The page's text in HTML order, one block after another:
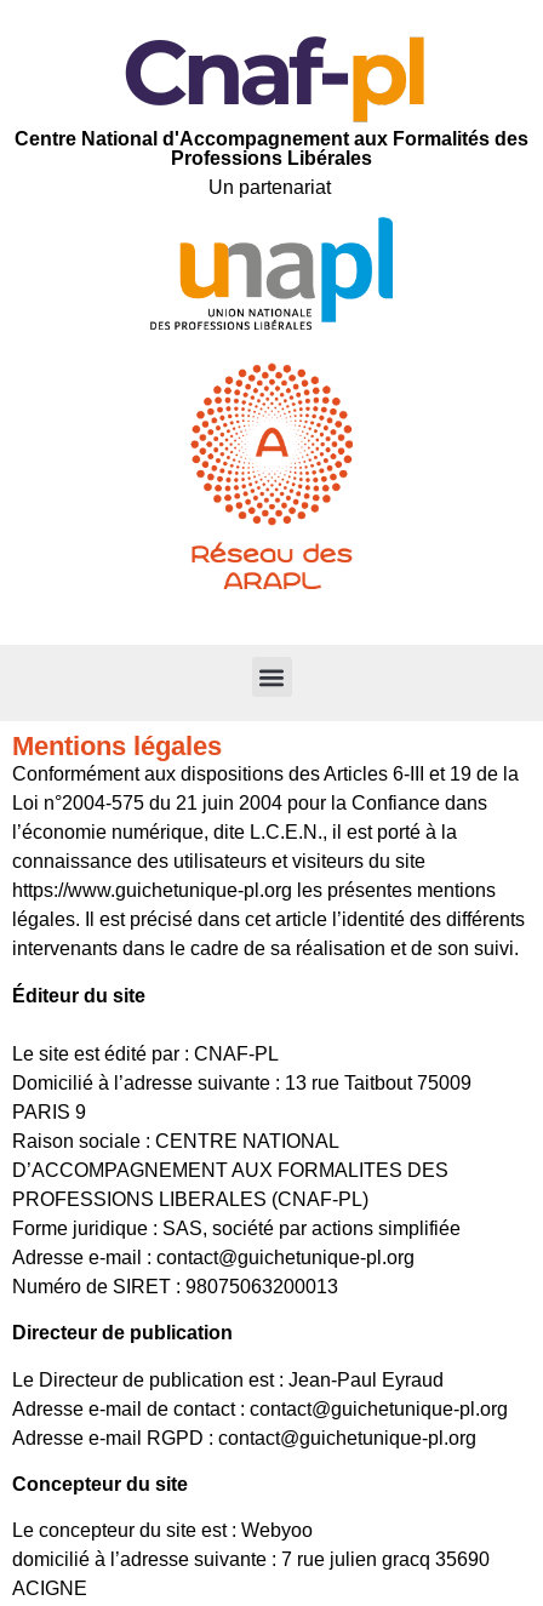
Centre National d'Accompagnement aux Formalités des
Professions Libérales
Un partenariat
Mentions légales
Conformément aux dispositions des Articles 6-III et 19 de la
Loi n°2004-575 du 21 juin 2004 pour la Confiance dans
l’économie numérique, dite L.C.E.N., il est porté à la
connaissance des utilisateurs et visiteurs du site
https://www.guichetunique-pl.org les présentes mentions
légales. Il est précisé dans cet article l’identité des différents
intervenants dans le cadre de sa réalisation et de son suivi.
Éditeur du site
Le site est édité par : CNAF-PL
Domicilié à l’adresse suivante : 13 rue Taitbout 75009
PARIS 9
Raison sociale : CENTRE NATIONAL
D’ACCOMPAGNEMENT AUX FORMALITES DES
PROFESSIONS LIBERALES (CNAF-PL)
Forme juridique : SAS, société par actions simplifiée
Adresse e-mail : contact@guichetunique-pl.org
Numéro de SIRET : 98075063200013
Directeur de publication
Le Directeur de publication est : Jean-Paul Eyraud
Adresse e-mail de contact : contact@guichetunique-pl.org
Adresse e-mail RGPD : contact@guichetunique-pl.org
Concepteur du site
Le concepteur du site est : Webyoo
domicilié à l’adresse suivante : 7 rue julien gracq 35690
ACIGNE